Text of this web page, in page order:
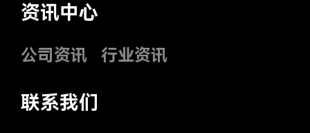
资讯中心
公司资讯 行业资讯
联系我们